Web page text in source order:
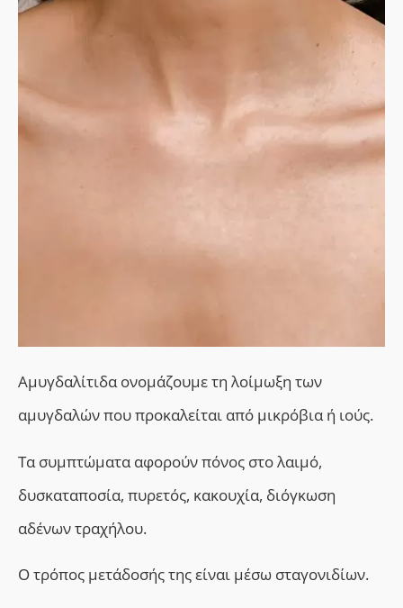
Αμυγδαλίτιδα ονομάζουμε τη λοίμωξη των
αμυγδαλών που προκαλείται από μικρόβια ή ιούς.
Τα συμπτώματα αφορούν πόνος στο λαιμό,
δυσκαταποσία, πυρετός, κακουχία, διόγκωση
αδένων τραχήλου.
Ο τρόπος μετάδοσής της είναι μέσω σταγονιδίων.